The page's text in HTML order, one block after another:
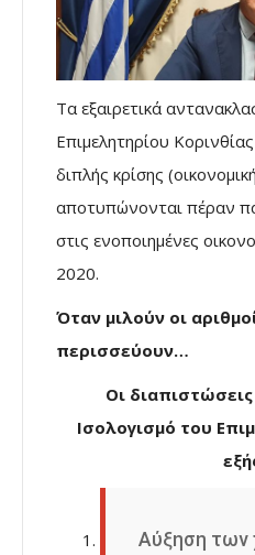
Τα εξαιρετικά
Επιμελητηρίου
διπλής κρίσης
αποτυπώνονται πέραν
στις ενοποιημένες
2020.
Όταν μιλούν οι
περισσεύουν…
Οι
Ισολογισμό του
Αύξηση των